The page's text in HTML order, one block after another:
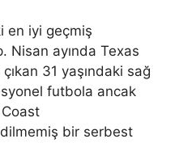
en iyi geçmiş
Nisan ayında Texas
31 yaşındaki sağ
futbola ancak
Coast
bir serbest